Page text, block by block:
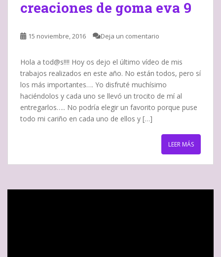
creaciones de goma eva 9
15 noviembre, 2016 Deja un comentario
Hola a tod@s!!!! Hoy os dejo el último vídeo de mis
trabajos realizados en este año. No están todos, pero sí
los más importantes…. Yo disfruté muchísimo
haciéndolos y cada uno se llevó un trocito de mí al
entregarlos….. No podría elegir un favorito porque puse
todo mi cariño en cada uno de ellos y […]
LEER MÁS